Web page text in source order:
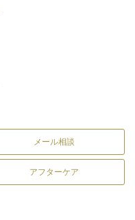
メール相談
アフターケア